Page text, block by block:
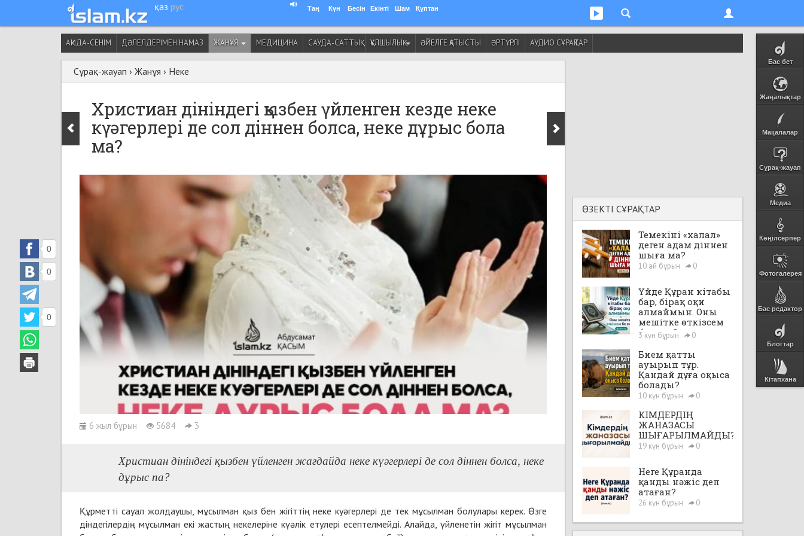
қаз рус Таң Күн Бесін Екінті Шам Құптан
Бас бет
Жаңалықтар
Мақалалар
Сұрақ-жауап
Медиа
Көңілсерпер
Фотогалерея
Бас редактор
Блогтар
Кітапхана
АҚИДА-СЕНІМ ДӘЛЕЛДЕРІМЕН НАМАЗ ЖАНҰЯ МЕДИЦИНА САУДА-САТТЫҚ ҚҰЛШЫЛЫҚ ӘЙЕЛГЕ ҚАТЫСТЫ ӘРТҮРЛІ АУДИО СҰРАҚТАР
Сұрақ-жауап › Жанұя › Неке
Христиан дініндегі қызбен үйленген кезде неке
күәгерлері де сол діннен болса, неке дұрыс бола
ма?
6 жыл бұрын 5684 3
0
0
0
Христиан дініндегі қызбен үйленген жағдайда неке күәгерлері де сол діннен болса, неке
дұрыс па?
Құрметті сауал жолдаушы, мұсылман қыз бен жігіттің неке куәгерлері де тек мұсылман болулары керек. Өзге
діндегілердің мұсылман екі жастың некелеріне күәлік етулері есептелмейді. Алайда, үйленетін жігіт мұсылман
ӨЗЕКТІ СҰРАҚТАР
Темекіні «халал»
деген адам діннен
шыға ма?
10 ай бұрын 0
Үйде Құран кітабы
бар, бірақ оқи
алмаймын. Оны
мешітке өткізсем
бе екен?
3 күн бұрын 0
Бием қатты
ауырып тұр.
Қандай дұға оқыса
болады?
10 күн бұрын 0
КІМДЕРДІҢ
ЖАНАЗАСЫ
ШЫҒАРЫЛМАЙДЫ?
19 күн бұрын 0
Неге Құранда
қанды нәжіс деп
атаған?
26 күн бұрын 0